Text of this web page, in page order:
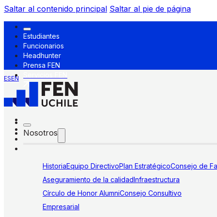
Saltar al contenido principal Saltar al pie de página
Estudiantes
Funcionarios
Headhunter
Prensa FEN
ESEN
Nosotros
HistoriaEquipo DirectivoPlan EstratégicoConsejo de
Aseguramiento de la calidadInfraestructura
Círculo de Honor AlumniConsejo Consultivo
Empresarial